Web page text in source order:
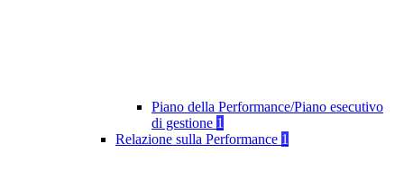
Piano della Performance/Piano esecutivo
di gestione 1
Relazione sulla Performance 1